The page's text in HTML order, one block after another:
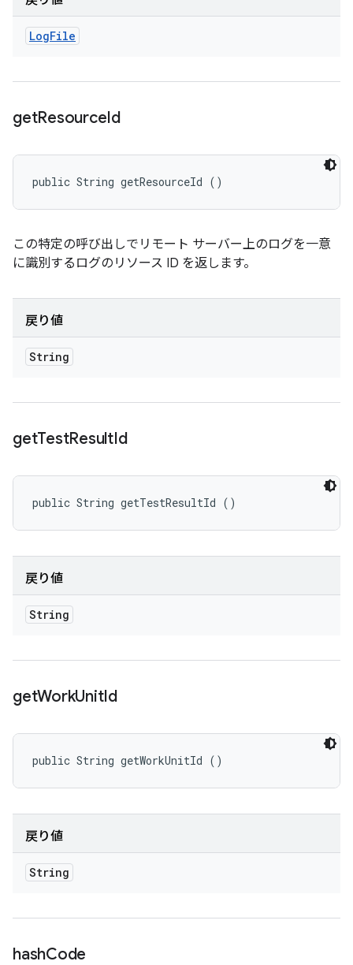
LogFile
getResourceId
public String getResourceId ()
この特定の呼び出しでリモート サーバー上のログを一意
に識別するログのリソース ID を返します。
戻り値
String
getTestResultId
public String getTestResultId ()
戻り値
String
getWorkUnitId
public String getWorkUnitId ()
戻り値
String
hashCode